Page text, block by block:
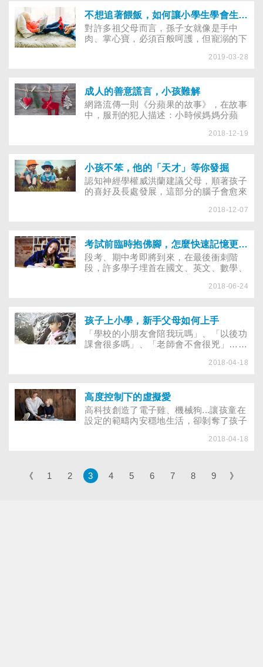
機及社群媒體上，當今孩子的社交能力與
上一代其實差異不大。（延伸閱讀：不讓
手機影響孩子學習，爸媽必懂竅門）
不想追著餵飯，如何讓小學生學會生活自理
對許多祖父母而言，孫子女就像是手中
肉、掌心寶，必須百般呵護，但寵溺的下
如：總是幫小孩洗澡、摺衣服，不讓孩子
情況遲遲沒有改善，甚至可能影響到婚後
的家庭生活。到底孩子上小學前，該學會
哪些生活自理能力？就請專家分享小撇
步，讓爸媽一步一步教孩子養成自理生活
2019-03-28
成人的善意謊言，小孩難解
網路流傳一則《分蘋果的故事》，在故事
中，服刑的犯人描述：小時候媽媽分蘋
得到想要的大蘋果，因此他學會「說
分蘋果，讓他學到：「想得到最好的，必
須努力爭第一。」 一樣是分蘋果，兩人
的未來卻天差地遠。如果你是想教孩子誠
實的父母，會怎樣分蘋果？
2018-12-19
小孩不笨，他的「天才」等你發掘
認知神經學權威洪蘭建議父母，順著孩子
的喜好及長處發展，這部分的腦子會愈來
的盧蘇偉，善用特長--邏輯分析及創造
孩，重要的是，父母如何引爆孩子的無限
潛能？
2018-12-07
考試前臨時抱佛腳，怎麼快速記憶更有效？
段考、期中考即將到來，在最後衝刺階
段，許多學子埋首在國文、英文、數學、
點分數，但硬背下來的知識真能「背多
成為考場勝將。
2018-06-24
孩子上小學，新手父母如何上手
「學校的小朋友會陪我玩嗎」、「以後功
課會很多嗎」、「老師會不會很兇」……
母除了耐心安撫， 可以事先做什麼準
長有些緊張，不能再放任小敏睡到自然
醒，而且每天開始要督促她的課業……不
知道同儕的媽媽如何教養孩子，她開始感
到一個頭兩個大。
2018-04-18
高度控制下的虛擬愛
高科技創造了電子雞、機械狗...讓孩童在
設定的範疇內安穩地生活，卻剝奪了孩子
力就可以完全掌控的，如何接受生命中的
露的訊息卻足堪玩味。這些日子來，電腦
如雨後春筍般林立，寵物電子化，大家似
2018-04-18
《 1 2 3 4 5 6 7 8 9 》